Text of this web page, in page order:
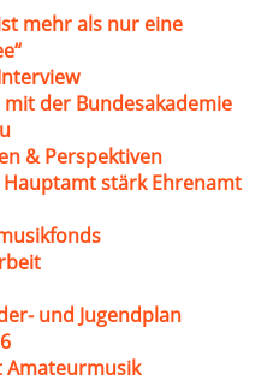
mehr als nur eine
mit der Bundesakademie
& Perspektiven
stärk Ehrenamt
und Jugendplan
Amateurmusik